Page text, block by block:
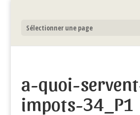
Sélectionner une page
a-quoi-
impots-34_P1